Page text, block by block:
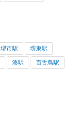
堺市駅 堺東駅
湊駅 百舌鳥駅